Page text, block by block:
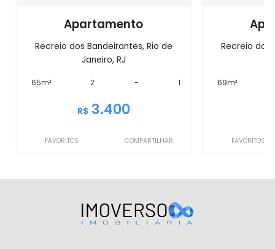
Apartamento
Recreio dos Bandeirantes, Rio de
Janeiro, RJ
65m² 2 - 1
R$ 3.400
FAVORITOS COMPARTILHAR
Recreio dos
69m²
FAVORITOS